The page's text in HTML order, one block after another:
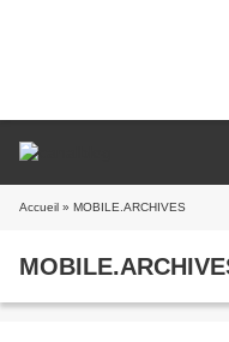
Accueil » MOBILE.ARCHIVES